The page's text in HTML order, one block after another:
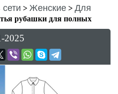
> Женские > Для
рубашки для полных
2025